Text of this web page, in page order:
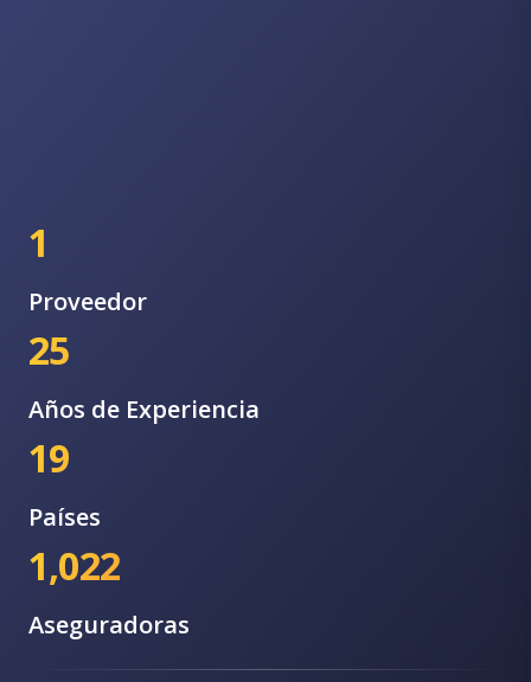
1
Proveedor
25
Años de Experiencia
19
Países
1,022
Aseguradoras